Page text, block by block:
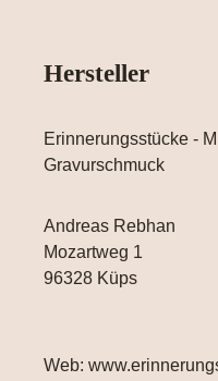
Hersteller
Erinnerungsstücke -
Gravurschmuck
Andreas Rebhan
Mozartweg 1
96328 Küps
Web: